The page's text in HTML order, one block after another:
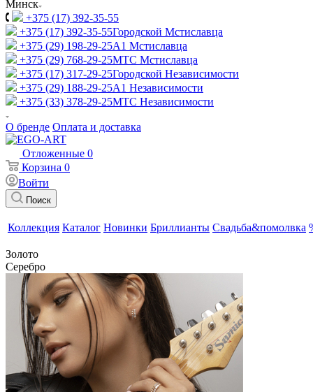
Минск
+375 (17) 392-35-55
+375 (17) 392-35-55Городской Мстиславца
+375 (29) 198-29-25A1 Мстиславца
+375 (29) 768-29-25МТС Мстиславца
+375 (17) 317-29-25Городской Независимости
+375 (29) 188-29-25A1 Независимости
+375 (33) 378-29-25МТС Независимости
О бренде Оплата и доставка
Отложенные 0
Корзина 0
Войти
Поиск
Коллекция Каталог Новинки Бриллианты Свадьба&помолвка
Золото
Серебро